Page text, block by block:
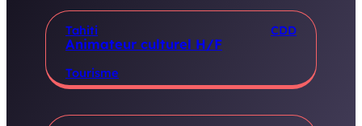
Tahiti CDD
Animateur culturel H/F
Tourisme